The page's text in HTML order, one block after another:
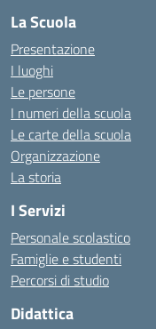
La Scuola
Presentazione
I luoghi
Le persone
I numeri della scuola
Le carte della scuola
Organizzazione
La storia
I Servizi
Personale scolastico
Famiglie e studenti
Percorsi di studio
Didattica